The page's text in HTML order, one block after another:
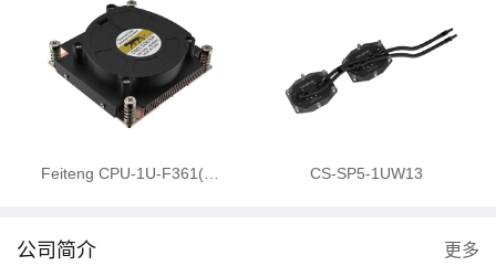
Feiteng CPU-1U-F361(… CS-SP5-1UW13
公司简介 更多